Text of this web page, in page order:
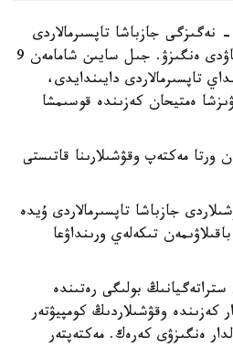
جازباشا تاپسىرمالاردى
مىندەتتى تۇردە اۋىزشا قورعاۋدى ەنگىزۋ. جىل سايىن شامامەن 9
تاپسىرمالاردى دايىندايدى،
ەمتيحان كەزىندە قوسىمشا
اسقان ورتا مەكتەپ وقۋشىلارىنا قاتىستى
جازباشا تاپسىرمالاردى ۇيدە
تىكەلەي ورىنداۋعا
بولىگى رەتىندە
كەزىندە وقۋشىلاردىڭ كومپيۋتەر
ەنگىزۋى كەرەك. مەكتەپتەر